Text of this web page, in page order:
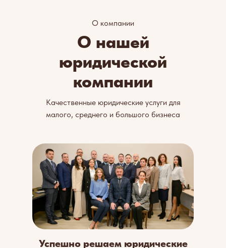
О нашей
юридической
компании
О компании
Качественные юридические услуги для
малого, среднего и большого бизнеса
Успешно решаем юридические